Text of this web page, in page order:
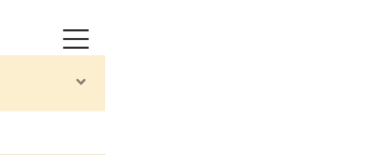
Bagues vintage & d'occasion
Bagues de fiançailles diamant